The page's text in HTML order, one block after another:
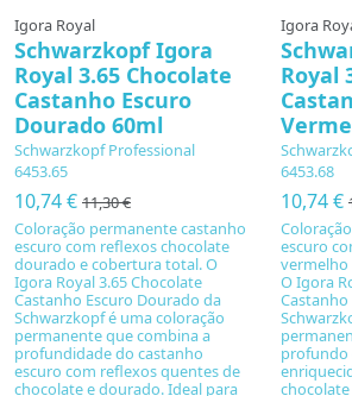
Igora Royal
Schwarzkopf Igora
Royal 3.65 Chocolate
Castanho Escuro
Dourado 60ml
Schwarzkopf Professional
6453.65
10,74 € 11,30 €
Coloração permanente castanho
escuro com reflexos chocolate
dourado e cobertura total. O
Igora Royal 3.65 Chocolate
Castanho Escuro Dourado da
Schwarzkopf é uma coloração
permanente que combina a
profundidade do castanho
escuro com reflexos quentes de
chocolate e dourado. Ideal para
Igora
Royal
6453.68
10,74 €
escuro
vermelho
O Igora
profundo